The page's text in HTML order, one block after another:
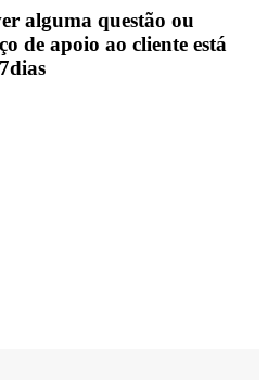
alguma questão ou
de apoio ao cliente está